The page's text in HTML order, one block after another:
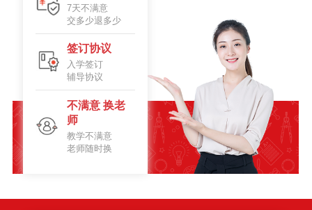
7天不满意
交多少退多少
签订协议
入学签订
辅导协议
不满意 换老
师
教学不满意
老师随时换